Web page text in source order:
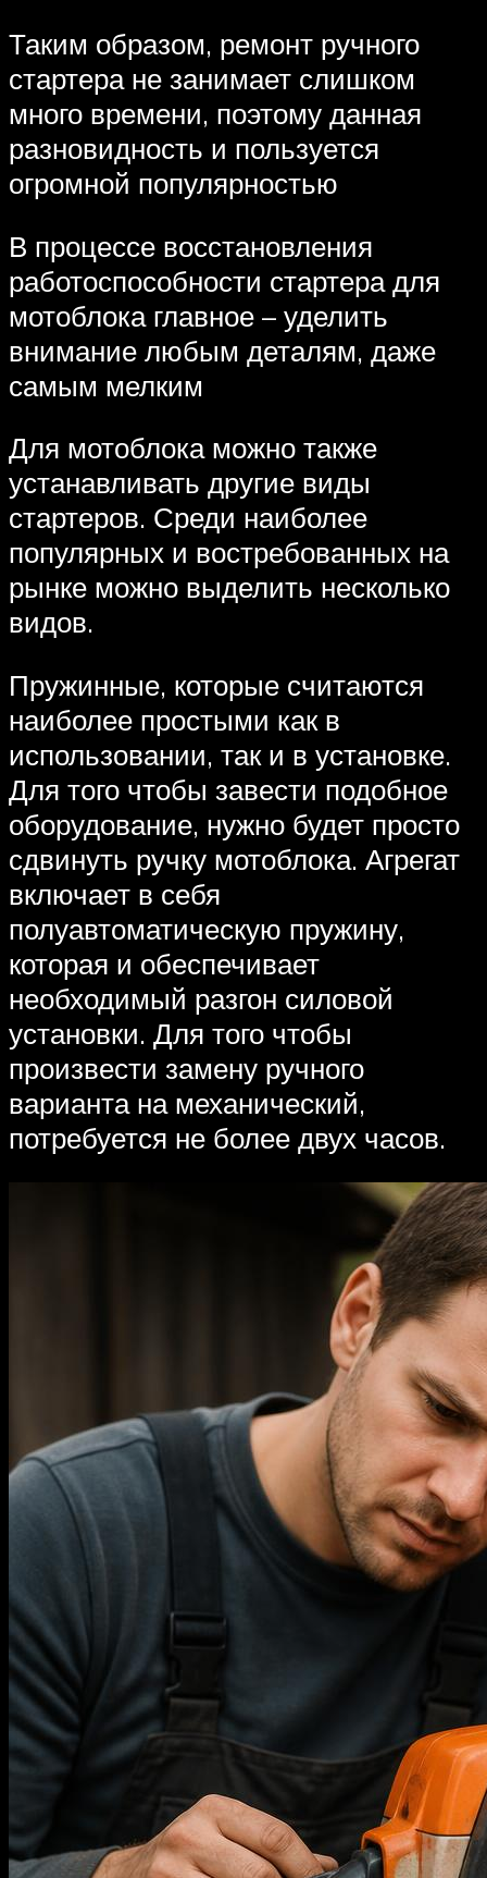
Таким образом, ремонт ручного
стартера не занимает слишком
много времени, поэтому данная
разновидность и пользуется
огромной популярностью
В процессе восстановления
работоспособности стартера для
мотоблока главное – уделить
внимание любым деталям, даже
самым мелким
Для мотоблока можно также
устанавливать другие виды
стартеров. Среди наиболее
популярных и востребованных на
рынке можно выделить несколько
видов.
Пружинные, которые считаются
наиболее простыми как в
использовании, так и в установке.
Для того чтобы завести подобное
оборудование, нужно будет просто
сдвинуть ручку мотоблока. Агрегат
включает в себя
полуавтоматическую пружину,
которая и обеспечивает
необходимый разгон силовой
установки. Для того чтобы
произвести замену ручного
варианта на механический,
потребуется не более двух часов.